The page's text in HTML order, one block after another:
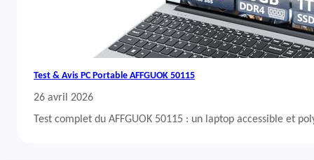
Test & Avis PC Portable AFFGUOK 50115
26 avril 2026
Test complet du AFFGUOK 50115 : un laptop accessible